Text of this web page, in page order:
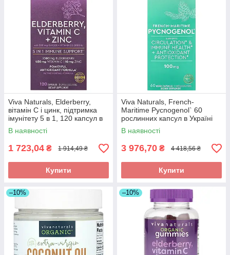
Viva Naturals, Elderberry,
вітамін C і цинк, підтримка
імунітету 5 в 1, 120 капсул в
Україні оригінал
В наявності
1 723,04 ₴ 1 914,49 ₴
Купити
Viva Naturals, French-
Maritime Pycnogenol` 60
рослинних капсул в Україні
оригінал
В наявності
3 976,70 ₴ 4 418,56 ₴
Купити
–10% –10%